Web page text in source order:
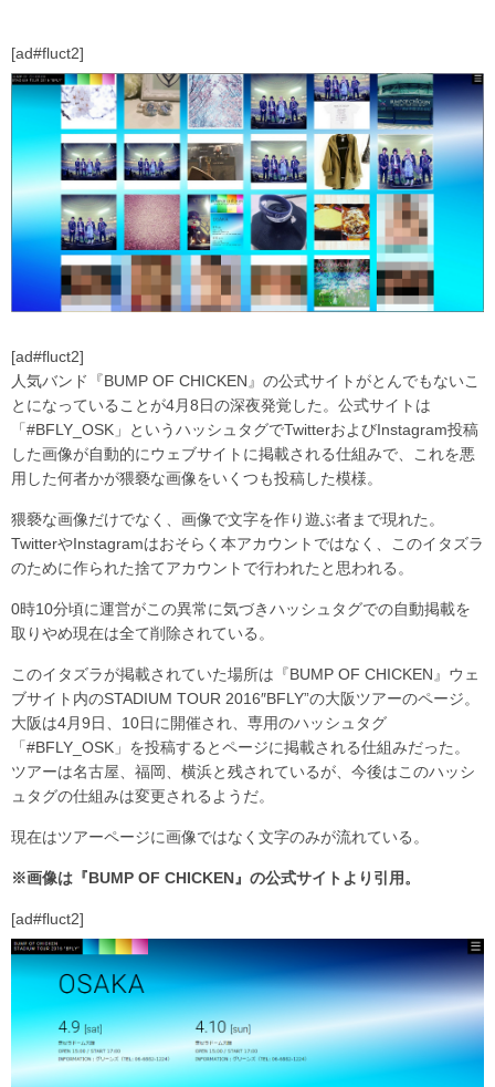
[ad#fluct2]
[ad#fluct2]
人気バンド『BUMP OF CHICKEN』の公式サイトがとんでもないこ
とになっていることが4月8日の深夜発覚した。公式サイトは
「#BFLY_OSK」というハッシュタグでTwitterおよびInstagram投稿
した画像が自動的にウェブサイトに掲載される仕組みで、これを悪
用した何者かが猥褻な画像をいくつも投稿した模様。
猥褻な画像だけでなく、画像で文字を作り遊ぶ者まで現れた。
TwitterやInstagramはおそらく本アカウントではなく、このイタズラ
のために作られた捨てアカウントで行われたと思われる。
0時10分頃に運営がこの異常に気づきハッシュタグでの自動掲載を
取りやめ現在は全て削除されている。
このイタズラが掲載されていた場所は『BUMP OF CHICKEN』ウェ
ブサイト内のSTADIUM TOUR 2016″BFLY”の大阪ツアーのページ。
大阪は4月9日、10日に開催され、専用のハッシュタグ
「#BFLY_OSK」を投稿するとページに掲載される仕組みだった。
ツアーは名古屋、福岡、横浜と残されているが、今後はこのハッシ
ュタグの仕組みは変更されるようだ。
現在はツアーページに画像ではなく文字のみが流れている。
※画像は『BUMP OF CHICKEN』の公式サイトより引用。
[ad#fluct2]